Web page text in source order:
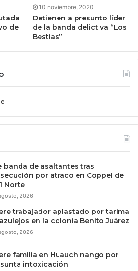
de
10 noviembre, 2020
Detienen a presunto líder
de la banda delictiva “Los
Bestias”
banda de asaltantes tras
por atraco en Coppel de
Norte
2026
trabajador aplastado por tarima
en la colonia Benito Juárez
2026
familia en Huauchinango por
intoxicación